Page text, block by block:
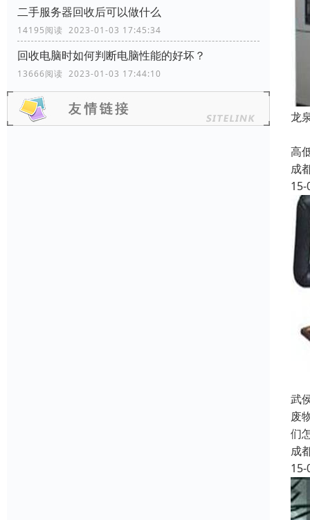
二手服务器回收后可以做什么
14195阅读 2023-01-03 17:45:34
回收电脑时如何判断电脑性能的好坏？
13666阅读 2023-01-03 17:44:10
龙
高
成
15-
武
废
们
成
15-